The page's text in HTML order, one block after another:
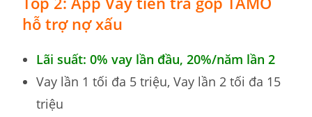
hỗ trợ nợ xấu
Lãi suất: 0% vay lần đầu, 20%/năm lần 2
Vay lần 1 tối đa 5 triệu, Vay lần 2 tối đa 15
triệu